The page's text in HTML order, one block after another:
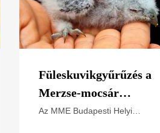
Füleskuvikgyűrűzés a
Merzse-mocsár
szomszédságában
Az MME Budapesti Helyi